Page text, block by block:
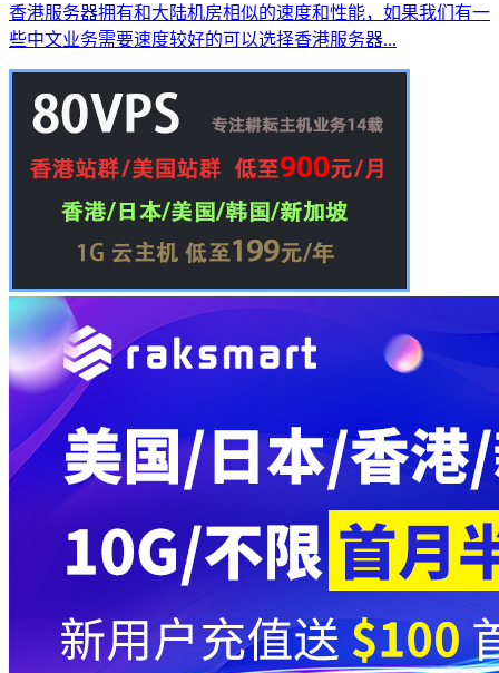
香港服务器拥有和大陆机房相似的速度和性能，如果我们有一
些中文业务需要速度较好的可以选择香港服务器...